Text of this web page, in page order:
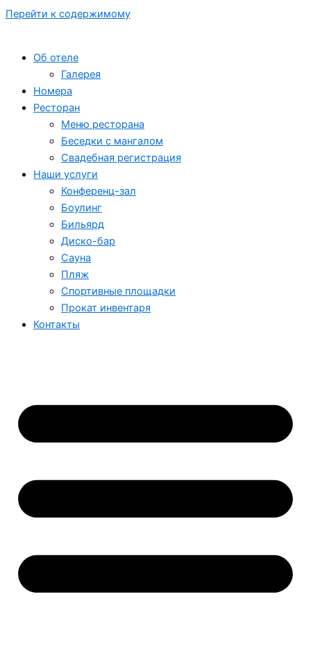
Перейти к содержимому
Об отеле
Галерея
Номера
Ресторан
Меню ресторана
Беседки с мангалом
Свадебная регистрация
Наши услуги
Конференц-зал
Боулинг
Бильярд
Диско-бар
Сауна
Пляж
Спортивные площадки
Прокат инвентаря
Контакты